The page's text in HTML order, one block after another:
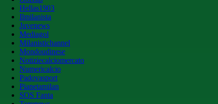
Hellas1903
Ilmilanista
Juvenews
Mediagol
Milanistichannel
Mondoudinese
Notiziecalciomercato
Numericalcio
Padovasport
Pianetamilan
SOS Fanta